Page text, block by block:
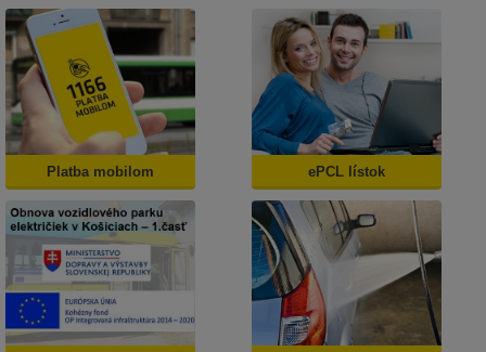
Platba mobilom ePCL lístok